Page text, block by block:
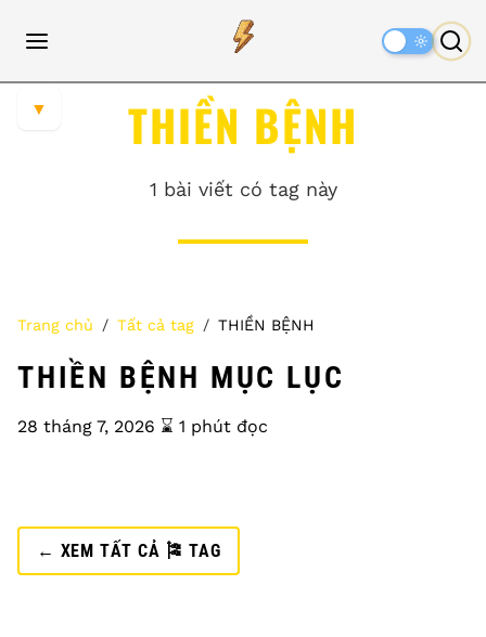
THIỀN BỆNH
1 bài viết có tag này
Trang chủ Tất cả tag THIỀN BỆNH
THIỀN BỆNH MỤC LỤC
28 tháng 7, 2026 ⌛️ 1 phút đọc
← XEM TẤT CẢ 🎏 TAG
▼